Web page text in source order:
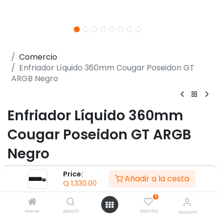
Price:
Q 1,330.00 Añadir a la cesta
Home Search
0
Wishlist Account
Comercio
Enfriador Líquido 360mm Cougar Poseidon GT
ARGB Negro
Enfriador Líquido 360mm
Cougar Poseidon GT ARGB
Negro
(0 reseña)
- Compatible con Intel sockets LGA 115X / 1366 / 1200
1700 / 2011 / 2066 (Core i3 / i5 / i7 / i9 CPU)